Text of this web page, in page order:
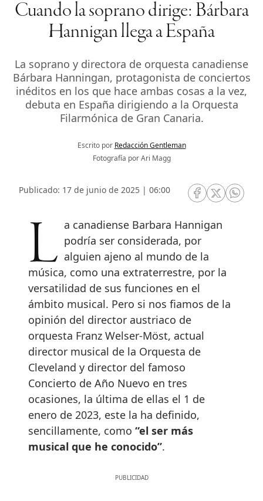
Cuando la soprano dirige: Bárbara
Hannigan llega a España
La soprano y directora de orquesta canadiense
Bárbara Hanningan, protagonista de conciertos
inéditos en los que hace ambas cosas a la vez,
debuta en España dirigiendo a la Orquesta
Filarmónica de Gran Canaria.
Escrito por Redacción Gentleman
Fotografía por Ari Magg
Publicado: 17 de junio de 2025 | 06:00
RRSS Facebook
RRSSRRSS
La canadiense Barbara Hannigan podría ser considerada, por
alguien ajeno al mundo de la
música, como una extraterrestre, por la
versatilidad de sus funciones en el
ámbito musical. Pero si nos fiamos de la
opinión del director austriaco de
orquesta Franz Welser-Möst, actual
director musical de la Orquesta de
Cleveland y director del famoso
Concierto de Año Nuevo en tres
ocasiones, la última de ellas el 1 de
enero de 2023, este la ha definido,
sencillamente, como “el ser más
musical que he conocido”.